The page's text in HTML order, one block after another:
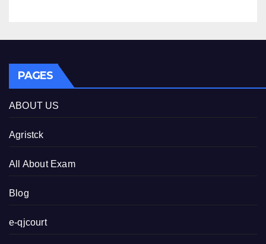
PAGES
ABOUT US
Agristck
All About Exam
Blog
e-qjcourt